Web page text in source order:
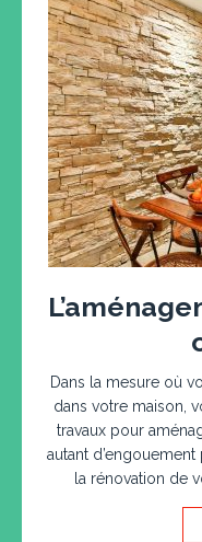
Dans la mesure où
dans votre maison,
travaux pour
autant
la rénovation de